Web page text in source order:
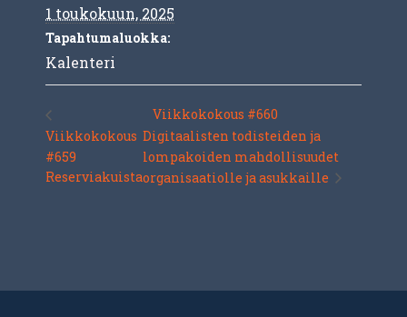
1 toukokuun, 2025
Tapahtumaluokka:
Kalenteri
Viikkokokous
#659
Reserviakuista
Viikkokokous #660
Digitaalisten todisteiden ja
lompakoiden mahdollisuudet
organisaatiolle ja asukkaille